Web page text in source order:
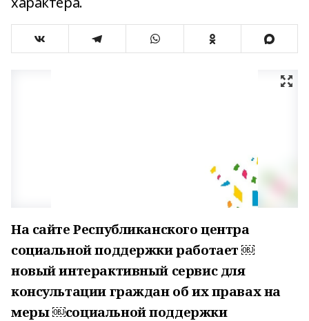
На сайте Республиканского центра
социальной поддержки работает ￼
новый интерактивный сервис для
консультации граждан об их правах на
меры ￼социальной поддержки